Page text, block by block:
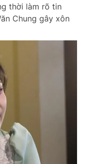
thời làm rõ tin
Chung gây xôn